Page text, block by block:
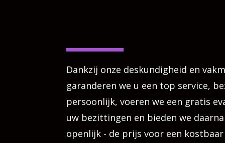
Dankzij onze deskundigheid en
garanderen we u een top service,
persoonlijk, voeren we een gratis
uw bezittingen en bieden we
openlijk - de prijs voor een